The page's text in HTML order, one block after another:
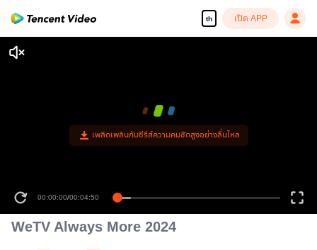
th เปิด APP
เพลิดเพลินกับซีรีส์ความคมชัดสูงอย่างลื่นไหล
00:00:00/00:04:50
WeTV Always More 2024